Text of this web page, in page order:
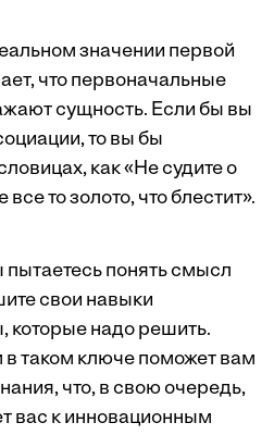
значении первой
что первоначальные
сущность. Если бы вы
то вы бы
как «Не судите о
то золото, что блестит».
понять смысл
свои навыки
которые надо решить.
таком ключе поможет вам
что, в свою очередь,
вас к инновационным